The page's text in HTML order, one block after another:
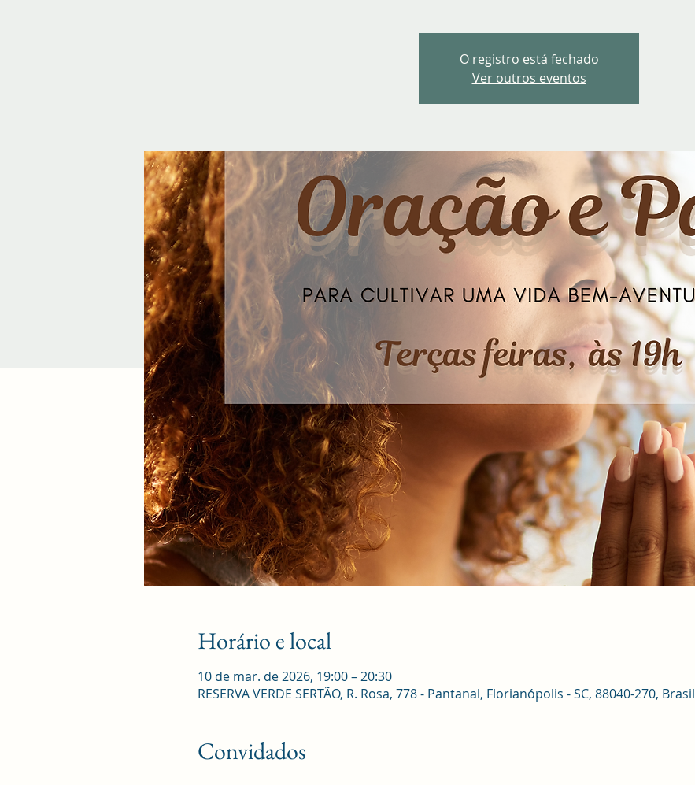
O registro está fechado
Ver outros eventos
Horário e local
10 de mar. de 2026, 19:00 – 20:30
RESERVA VERDE SERTÃO, R. Rosa, 778 - Pantanal, Florianópolis - SC, 88040-270, Brasil
Convidados